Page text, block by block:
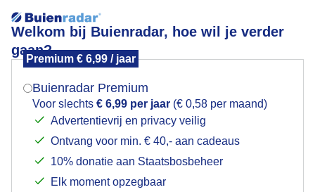
Welkom bij Buienradar, hoe wil je verder
gaan?
Premium € 6,99 / jaar
Buienradar Premium
Voor slechts € 6,99 per jaar (€ 0,58 per maand)
Advertentievrij en privacy veilig
Ontvang voor min. € 40,- aan cadeaus
10% donatie aan Staatsbosbeheer
Elk moment opzegbaar
Gezelligheid in het park
Mogen we je locatie gebruiken voor het
Indien je hier nog geen akkoord op hebt gegeven,
verschijnt er zo een pop-up uit je browser waarin